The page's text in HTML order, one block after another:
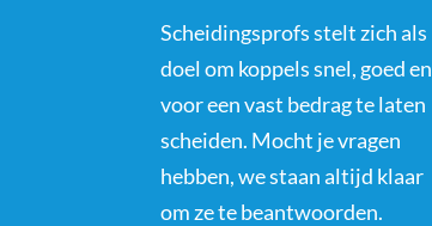
Scheidingsprofs stelt zich als
doel om koppels snel, goed en
voor een vast bedrag te laten
scheiden. Mocht je vragen
hebben, we staan altijd klaar
om ze te beantwoorden.